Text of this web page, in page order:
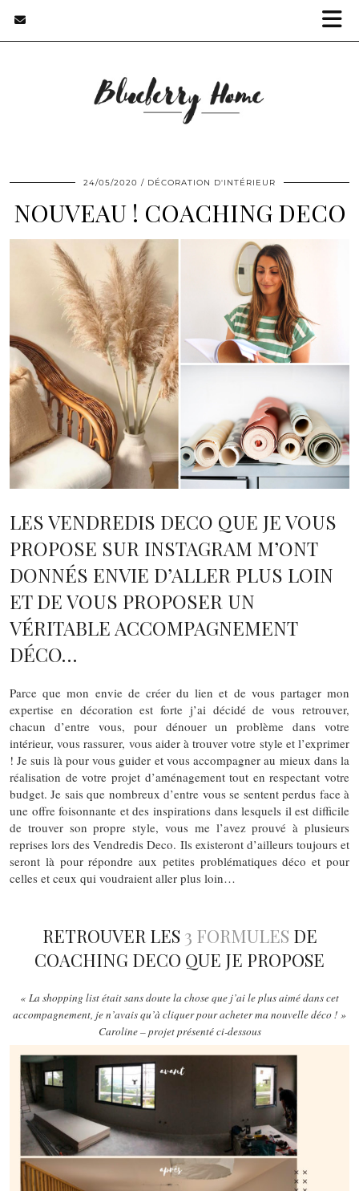
24/05/2020 DÉCORATION D'INTÉRIEUR
NOUVEAU ! COACHING DECO
LES VENDREDIS DECO QUE JE VOUS
PROPOSE SUR INSTAGRAM M’ONT
DONNÉS ENVIE D’ALLER PLUS LOIN
ET DE VOUS PROPOSER UN
VÉRITABLE ACCOMPAGNEMENT
DÉCO…
Parce que mon envie de créer du lien et de vous partager mon
expertise en décoration est forte j’ai décidé de vous retrouver,
chacun d’entre vous, pour dénouer un problème dans votre
intérieur, vous rassurer, vous aider à trouver votre style et l’exprimer
! Je suis là pour vous guider et vous accompagner au mieux dans la
réalisation de votre projet d’aménagement tout en respectant votre
budget. Je sais que nombreux d’entre vous se sentent perdus face à
une offre foisonnante et des inspirations dans lesquels il est difficile
de trouver son propre style, vous me l’avez prouvé à plusieurs
reprises lors des Vendredis Deco. Ils existeront d’ailleurs toujours et
seront là pour répondre aux petites problématiques déco et pour
celles et ceux qui voudraient aller plus loin…
RETROUVER LES 3 FORMULES DE
COACHING DECO QUE JE PROPOSE
« La shopping list était sans doute la chose que j’ai le plus aimé dans cet
accompagnement, je n’avais qu’à cliquer pour acheter ma nouvelle déco ! »
Caroline – projet présenté ci-dessous